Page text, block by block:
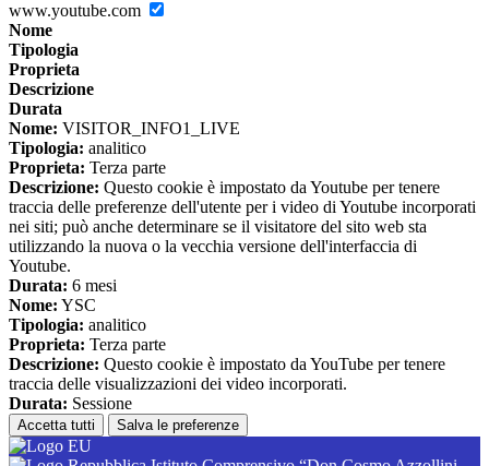
www.youtube.com
Nome
Tipologia
Proprieta
Descrizione
Durata
Nome: VISITOR_INFO1_LIVE
Tipologia: analitico
Proprieta: Terza parte
Descrizione: Questo cookie è impostato da Youtube per tenere
traccia delle preferenze dell'utente per i video di Youtube incorporati
nei siti; può anche determinare se il visitatore del sito web sta
utilizzando la nuova o la vecchia versione dell'interfaccia di
Youtube.
Durata: 6 mesi
Nome: YSC
Tipologia: analitico
Proprieta: Terza parte
Descrizione: Questo cookie è impostato da YouTube per tenere
traccia delle visualizzazioni dei video incorporati.
Durata: Sessione
Accetta tutti Salva le preferenze